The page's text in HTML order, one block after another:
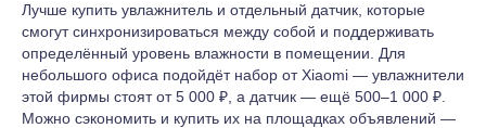
Лучше купить увлажнитель и отдельный датчик, которые
смогут синхронизироваться между собой и поддерживать
определённый уровень влажности в помещении. Для
небольшого офиса подойдёт набор от Xiaomi — увлажнители
этой фирмы стоят от 5 000 ₽, а датчик — ещё 500–1 000 ₽.
Можно сэкономить и купить их на площадках объявлений —